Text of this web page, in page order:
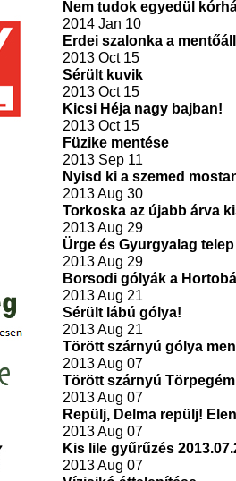
Nem tudok egyedül
2014 Jan 10
Erdei szalonka a
2013 Oct 15
Sérült kuvik
2013 Oct 15
Kicsi Héja nagy bajban!
2013 Oct 15
Füzike mentése
2013 Sep 11
Nyisd ki a szemed
2013 Aug 30
Torkoska az újabb árva
2013 Aug 29
Ürge és Gyurgyalag
2013 Aug 29
Borsodi gólyák a
2013 Aug 21
Sérült lábú gólya!
2013 Aug 21
Törött szárnyú gólya
2013 Aug 07
Törött szárnyú
2013 Aug 07
Repülj, Delma repülj!
2013 Aug 07
Kis lile gyűrűzés
2013 Aug 07